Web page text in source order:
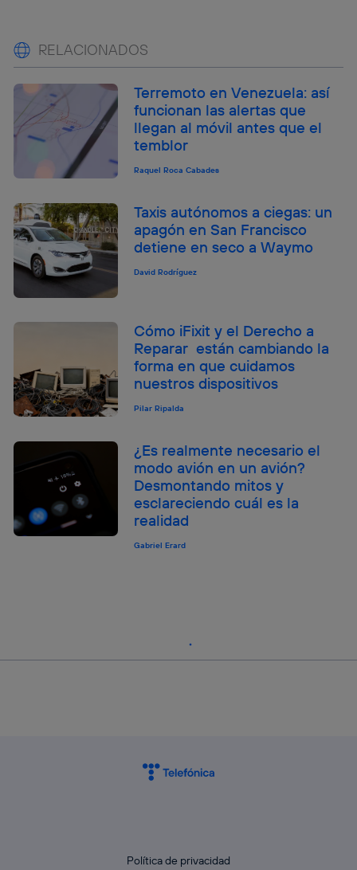
RELACIONADOS
Terremoto en Venezuela: así
funcionan las alertas que
llegan al móvil antes que el
temblor
Raquel Roca Cabades
Taxis autónomos a ciegas: un
apagón en San Francisco
detiene en seco a Waymo
David Rodríguez
Cómo iFixit y el Derecho a
Reparar están cambiando la
forma en que cuidamos
nuestros dispositivos
Pilar Ripalda
¿Es realmente necesario el
modo avión en un avión?
Desmontando mitos y
esclareciendo cuál es la
realidad
Gabriel Erard
Política de privacidad